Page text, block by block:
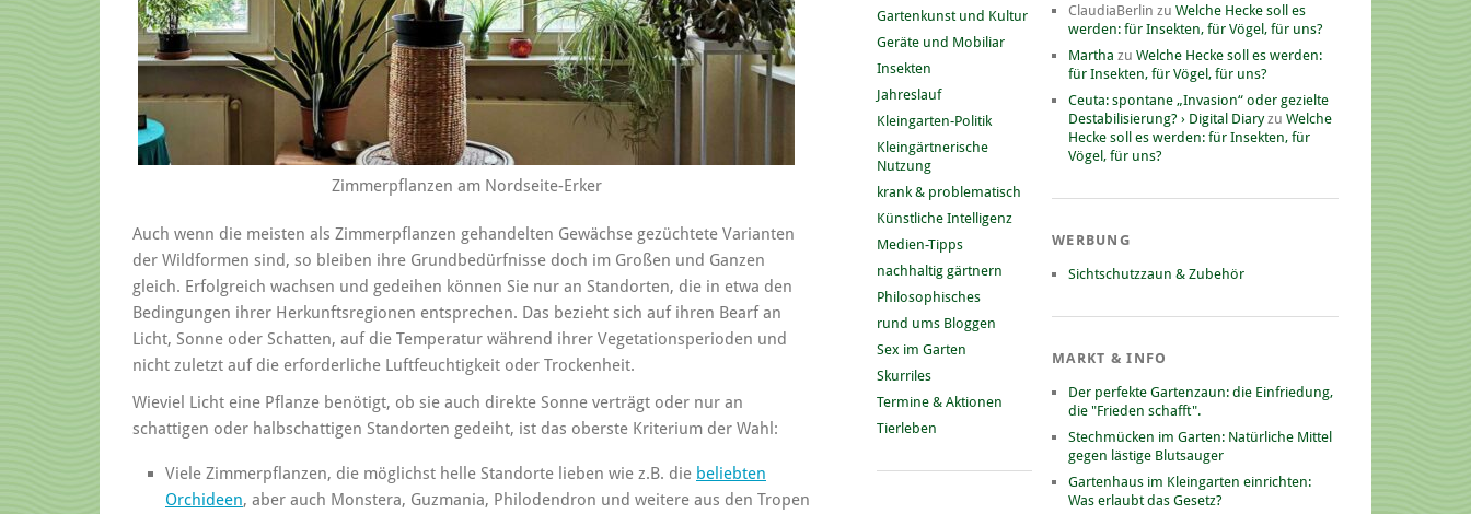
Zimmerpflanzen am Nordseite-Erker
Auch wenn die meisten als Zimmerpflanzen gehandelten Gewächse gezüchtete Varianten
der Wildformen sind, so bleiben ihre Grundbedürfnisse doch im Großen und Ganzen
gleich. Erfolgreich wachsen und gedeihen können Sie nur an Standorten, die in etwa den
Bedingungen ihrer Herkunftsregionen entsprechen. Das bezieht sich auf ihren Bearf an
Licht, Sonne oder Schatten, auf die Temperatur während ihrer Vegetationsperioden und
nicht zuletzt auf die erforderliche Luftfeuchtigkeit oder Trockenheit.
Wieviel Licht eine Pflanze benötigt, ob sie auch direkte Sonne verträgt oder nur an
schattigen oder halbschattigen Standorten gedeiht, ist das oberste Kriterium der Wahl:
Viele Zimmerpflanzen, die möglichst helle Standorte lieben wie z.B. die beliebten
Orchideen, aber auch Monstera, Guzmania, Philodendron und weitere aus den Tropen
Gartenkunst und Kultur
Geräte und Mobiliar
Insekten
Jahreslauf
Kleingarten-Politik
Kleingärtnerische
Nutzung
krank & problematisch
Künstliche Intelligenz
Medien-Tipps
nachhaltig gärtnern
Philosophisches
rund ums Bloggen
Sex im Garten
Skurriles
Termine & Aktionen
Tierleben
ClaudiaBerlin zu Welche Hecke soll es
werden: für Insekten, für Vögel, für uns?
Martha zu Welche Hecke soll es werden:
für Insekten, für Vögel, für uns?
Ceuta: spontane „Invasion“ oder gezielte
Destabilisierung? › Digital Diaryzu Welche
Hecke soll es werden: für Insekten, für
Vögel, für uns?
WERBUNG
Sichtschutzzaun & Zubehör
MARKT & INFO
Der perfekte Gartenzaun: die Einfriedung,
die "Frieden schafft".
Stechmücken im Garten: Natürliche Mittel
gegen lästige Blutsauger
Gartenhaus im Kleingarten einrichten:
Was erlaubt das Gesetz?